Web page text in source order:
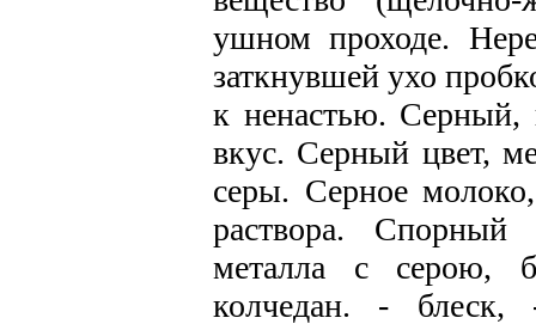
ушном проходе.
заткнувшей ухо
к ненастью. Серный,
вкус. Серный цвет,
серы. Серное
раствора. Спорный
металла с серою,
колчедан. - блеск,